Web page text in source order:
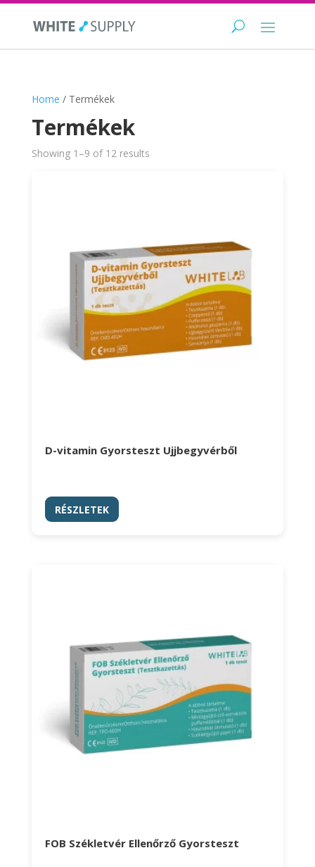
Home / Termékek
Termékek
Showing 1–9 of 12 results
D-vitamin Gyorsteszt Ujjbegyvérből
RÉSZLETEK
FOB Székletvér Ellenőrző Gyorsteszt